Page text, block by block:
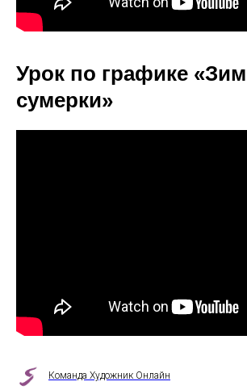
Урок по графике
сумерки»
Команда Художник Онлайн